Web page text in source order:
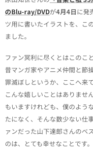
のBlu-ray/DVDが4月4日に発
ツ用に書いたイラストを、こ
ました。
ファン冥利に尽くとはこのこ
昔マンガ家やアニメ仲間と節
罪滅ぼしというか、ここへ来
こんな嬉しいことはありません
もいますけれども、僕のよう
たになく、そんな数少ない仕
ァンだった山下達郎さんのベ
のは、とても幸せなことです。